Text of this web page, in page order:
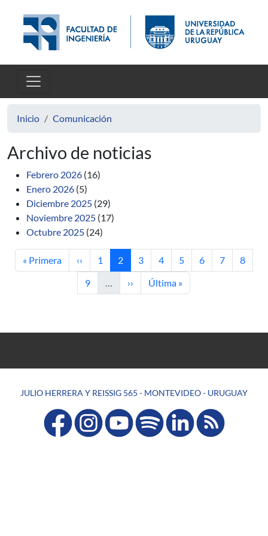
Inicio Comunicación
Archivo de noticias
Febrero 2026 (16)
Enero 2026 (5)
Diciembre 2025 (29)
Noviembre 2025 (17)
Octubre 2025 (24)
Primera página
« Primera Página anterior
‹‹ Página
1 Página actual
2 Página
3 Página
4 Página
5 Página
6 Página
7 Página
8
Página
9 … Siguiente página
›› Última página
Última »
JULIO HERRERA Y REISSIG 565 - MONTEVIDEO - URUGUAY